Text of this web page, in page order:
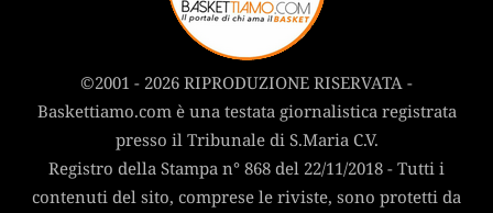
©2001 - 2026 RIPRODUZIONE RISERVATA -
Baskettiamo.com è una testata giornalistica registrata
presso il Tribunale di S.Maria C.V.
Registro della Stampa n° 868 del 22/11/2018 - Tutti i
contenuti del sito, comprese le riviste, sono protetti da